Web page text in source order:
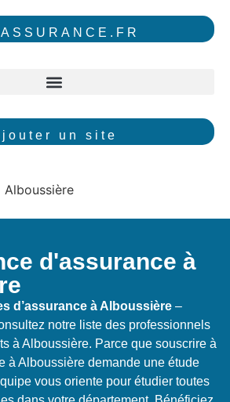
un site
Alboussière
d'assurance à
d’assurance à Alboussière –
notre liste des professionnels
à Alboussière. Parce que souscrire à
à Alboussière demande une étude
vous oriente pour étudier toutes